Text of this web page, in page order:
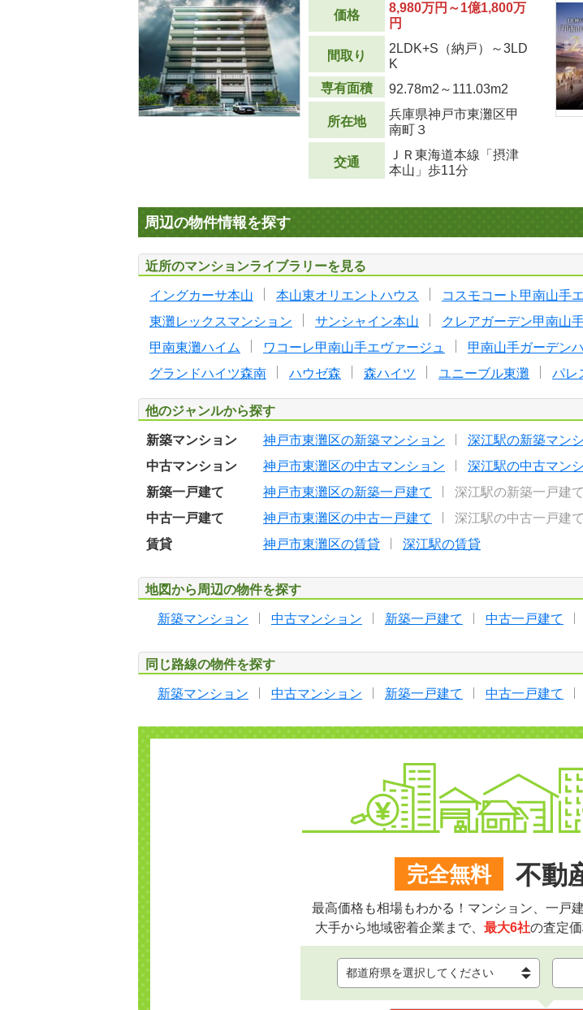
価格
8,980万円～1億1,800万
円
間取り
2LDK+S（納戸）～3LD
K
専有面積
92.78m2 ～111.03m2
所在地
兵庫県神戸市東灘区甲
南町３
交通
ＪＲ東海道本線「摂津
本山」歩11分
周辺の物件情報を探す
近所のマンションライブラリーを見る
イングカーサ本山 本山東オリエントハウス コスモコート甲南山手
東灘レックスマンション
サンシャイン本山 クレアガーデン甲南山
甲南東灘ハイム
ワコーレ甲南山手エヴァージュ 甲南山手ガーデン
グランドハイツ森南
ハウゼ森 森ハイツ ユニーブル東灘 パレ
他のジャンルから探す
新築マンション 神戸市東灘区の新築マンション
深江駅の新築マン
中古マンション
神戸市東灘区の中古マンション
深江駅の中古マン
新築一戸建て
神戸市東灘区の新築一戸建て
深江駅の新築一戸建て
中古一戸建て
神戸市東灘区の中古一戸建て
深江駅の中古一戸建て
賃貸
神戸市東灘区の賃貸 深江駅の賃貸
地図から周辺の物件を探す
新築マンション 中古マンション 新築一戸建て 中古一戸建て
同じ路線の物件を探す
新築マンション 中古マンション 新築一戸建て 中古一戸建て
完全無料 不動
最高価格も相場もわかる！マンション、一戸
大手から地域密着企業まで、 最大6社の査定